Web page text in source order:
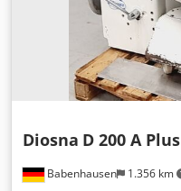
Babenhausen 1.356 km
Diosna D 200 A Plus